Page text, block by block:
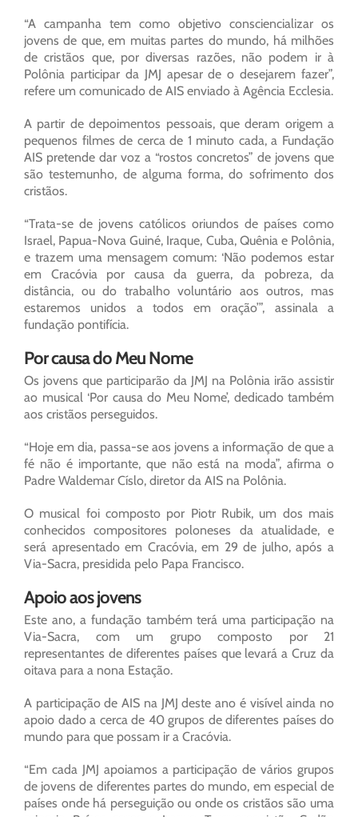
“A campanha tem como objetivo consciencializar os
jovens de que, em muitas partes do mundo, há milhões
de cristãos que, por diversas razões, não podem ir à
Polônia participar da JMJ apesar de o desejarem fazer”,
refere um comunicado de AIS enviado à Agência Ecclesia.
A partir de depoimentos pessoais, que deram origem a
pequenos filmes de cerca de 1 minuto cada, a Fundação
AIS pretende dar voz a “rostos concretos” de jovens que
são testemunho, de alguma forma, do sofrimento dos
cristãos.
“Trata-se de jovens católicos oriundos de países como
Israel, Papua-Nova Guiné, Iraque, Cuba, Quênia e Polônia,
e trazem uma mensagem comum: ‘Não podemos estar
em Cracóvia por causa da guerra, da pobreza, da
distância, ou do trabalho voluntário aos outros, mas
estaremos unidos a todos em oração’”, assinala a
fundação pontifícia.
Por causa do Meu Nome
Os jovens que participarão da JMJ na Polônia irão assistir
ao musical ‘Por causa do Meu Nome’, dedicado também
aos cristãos perseguidos.
“Hoje em dia, passa-se aos jovens a informação de que a
fé não é importante, que não está na moda”, afirma o
Padre Waldemar Císlo, diretor da AIS na Polônia.
O musical foi composto por Piotr Rubik, um dos mais
conhecidos compositores poloneses da atualidade, e
será apresentado em Cracóvia, em 29 de julho, após a
Via-Sacra, presidida pelo Papa Francisco.
Apoio aos jovens
Este ano, a fundação também terá uma participação na
Via-Sacra, com um grupo composto por 21
representantes de diferentes países que levará a Cruz da
oitava para a nona Estação.
A participação de AIS na JMJ deste ano é visível ainda no
apoio dado a cerca de 40 grupos de diferentes países do
mundo para que possam ir a Cracóvia.
“Em cada JMJ apoiamos a participação de vários grupos
de jovens de diferentes partes do mundo, em especial de
países onde há perseguição ou onde os cristãos são uma